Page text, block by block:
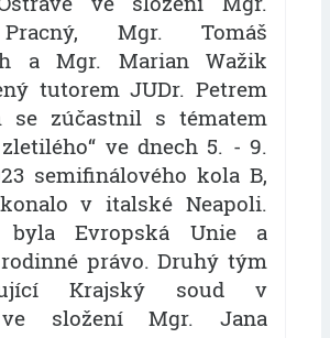
Mgr. Tomáš
a Mgr. Marian Wažik
tutorem JUDr. Petrem
se zúčastnil s tématem
zletilého“ ve dnech 5. - 9.
semifinálového kola B,
v italské Neapoli.
byla Evropská Unie a
právo. Druhý tým
Krajský soud v
ve složení Mgr. Jana